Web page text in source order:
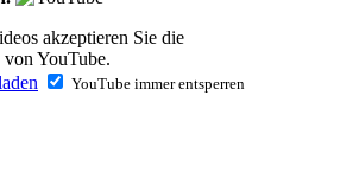
akzeptieren Sie die
YouTube.
YouTube immer entsperren